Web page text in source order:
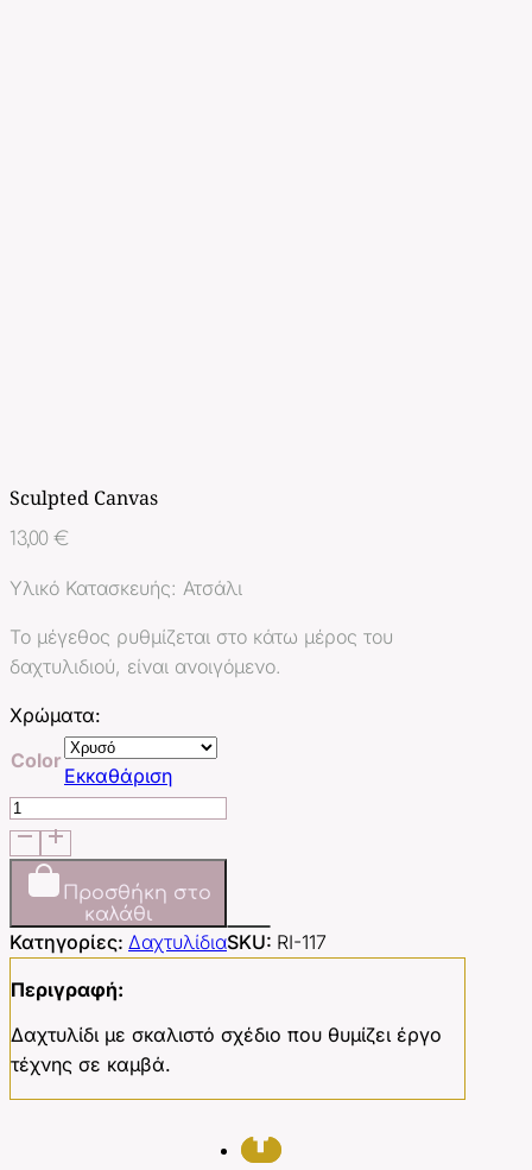
Sculpted Canvas
13,00 €
Υλικό Κατασκευής: Ατσάλι
Το μέγεθος ρυθμίζεται στο κάτω μέρος του
δαχτυλιδιού, είναι ανοιγόμενο.
Χρώματα:
Color
Εκκαθάριση
Sculpted
Canvas
ποσότητα
Προσθήκη στο
καλάθι
Κατηγορίες: ΔαχτυλίδιαSKU: RI-117
Περιγραφή:
Δαχτυλίδι με σκαλιστό σχέδιο που θυμίζει έργο
τέχνης σε καμβά.